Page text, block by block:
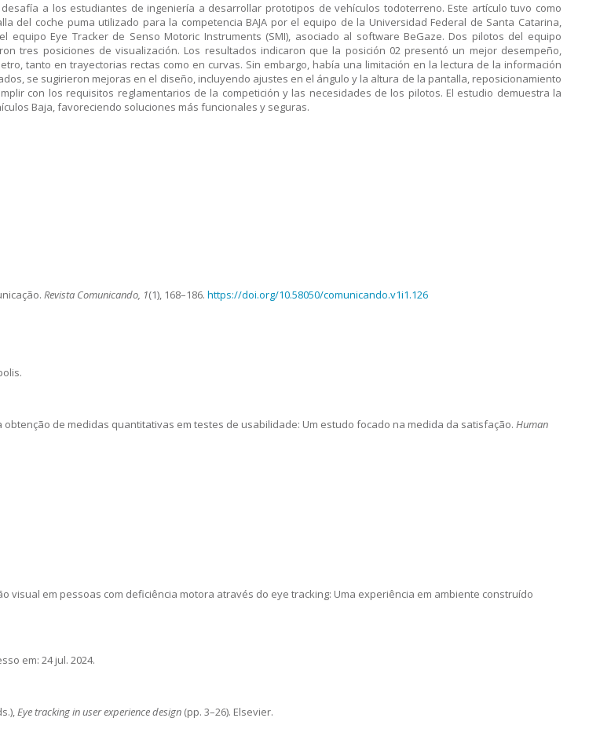
desafía a los estudiantes de ingeniería a desarrollar prototipos de vehículos todoterreno. Este artículo tuvo como
del coche puma utilizado para la competencia BAJA por el equipo de la Universidad Federal de Santa Catarina,
Eye Tracker de Senso Motoric Instruments (SMI), asociado al software BeGaze. Dos pilotos del equipo
tres posiciones de visualización. Los resultados indicaron que la posición 02 presentó un mejor desempeño,
tanto en trayectorias rectas como en curvas. Sin embargo, había una limitación en la lectura de la información
se sugirieron mejoras en el diseño, incluyendo ajustes en el ángulo y la altura de la pantalla, reposicionamiento
con los requisitos reglamentarios de la competición y las necesidades de los pilotos. El estudio demuestra la
Baja, favoreciendo soluciones más funcionales y seguras.
Revista Comunicando, 1(1), 168–186.https://doi.org/10.58050/comunicando.v1i1.126
obtenção de medidas quantitativas em testes de usabilidade: Um estudo focado na medida da satisfação.Human
visual em pessoas com deficiência motora através do eye tracking: Uma experiência em ambiente construído
em: 24 jul. 2024.
Eye tracking in user experience design (pp. 3–26). Elsevier.